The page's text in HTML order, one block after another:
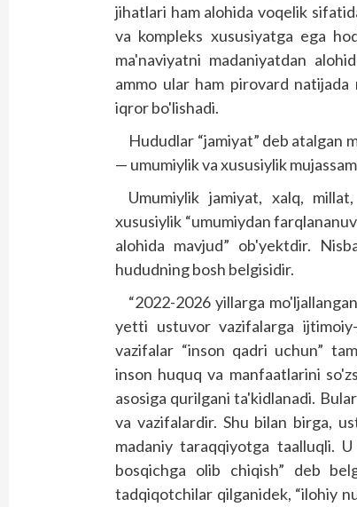
jihatlari ham alohida voqelik
va kompleks xususiyatga ega
ma'naviyatni madaniyatdan
ammo ular ham pirovard
iqror bo'lishadi.
Hududlar “jamiyat” deb atalgan
— umumiylik va xususiylik
Umumiylik jamiyat, xalq,
xususiylik “umumiydan
alohida mavjud” ob'yektdir.
hududning bosh belgisidir.
“2022-2026 yillarga
yetti ustuvor vazifalarga
vazifalar “inson qadri uchun”
inson huquq va manfaatlarini
asosiga qurilgani ta'kidlanadi.
va vazifalardir. Shu bilan birga,
madaniy taraqqiyotga taalluqli.
bosqichga olib chiqish” deb
tadqiqotchilar qilganidek, “ilohiy